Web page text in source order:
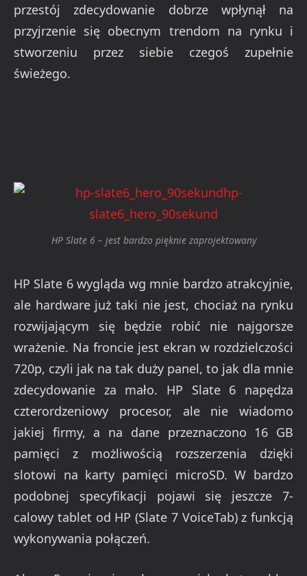
przestój zdecydowanie dobrze wpłynął na
przyjrzenie się obecnym trendom na rynku i
stworzeniu przez siebie czegoś zupełnie
świeżego.
HP Slate 6 – jest bardzo pięknie zaprojektowany
HP Slate 6 wygląda wg mnie bardzo atrakcyjnie,
ale hardware już taki nie jest, chociaż na rynku
rozwijającym się będzie robić nie najgorsze
wrażenie. Na froncie jest ekran w rozdzielczości
720p, czyli jak na tak duży panel, to jak dla mnie
zdecydowanie za mało. HP Slate 6 napędza
czterordzeniowy procesor, ale nie wiadomo
jakiej firmy, a na dane przeznaczono 16 GB
pamięci z możliwością rozszerzenia dzięki
slotowi na karty pamięci microSD. W bardzo
podobnej specyfikacji pojawi się jeszcze 7-
calowy tablet od HP (Slate 7 VoiceTab) z funkcją
wykonywania połączeń.